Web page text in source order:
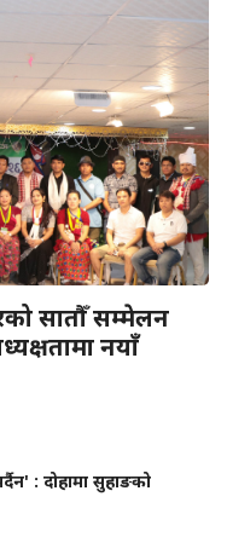
सातौँ सम्मेलन
नयाँ
: दोहामा सुहाङको